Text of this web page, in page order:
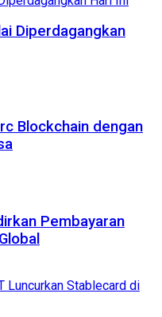
Diperdagangkan
Blockchain dengan
Pembayaran